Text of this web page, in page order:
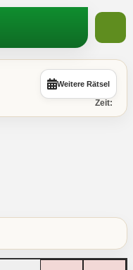
Weitere Rätsel
Zeit: